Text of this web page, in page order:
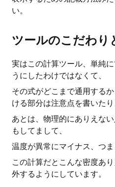
い。
ツールのこだわり
実はこの計算ツール、単純
うにしたわけではなくて、
その式がどこまで通用する
ける部分は注意点を書いたり
あとは、物理的にありえな
もしてまして、
温度が異常にマイナス、つ
この計算だとこんな密度あ
外するようにしています。